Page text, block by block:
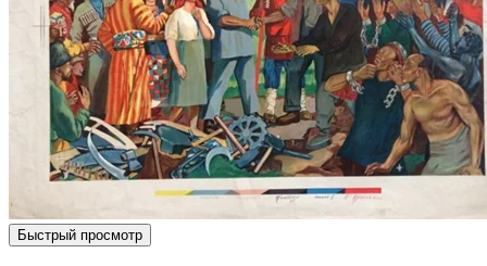
Быстрый просмотр